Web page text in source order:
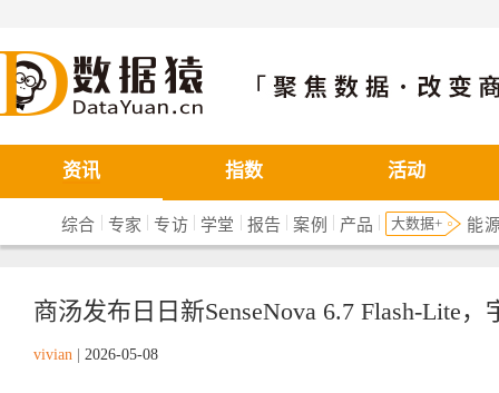
数据猿
资讯 指数 活动
综合 | 专家 |专访| 学堂 | 报告 | 案例 | 产品 | 大数据+ 能
商汤发布日日新SenseNova 6.7 Flash-Lite，
vivian 2026-05-08